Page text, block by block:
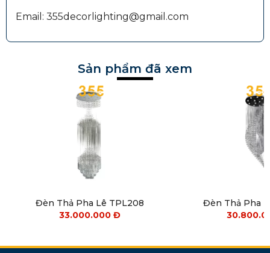
Email: 355decorlighting@gmail.com
Sản phẩm đã xem
Đèn Thả Pha Lê TPL208
33.000.000Đ
Đèn Thả Pha